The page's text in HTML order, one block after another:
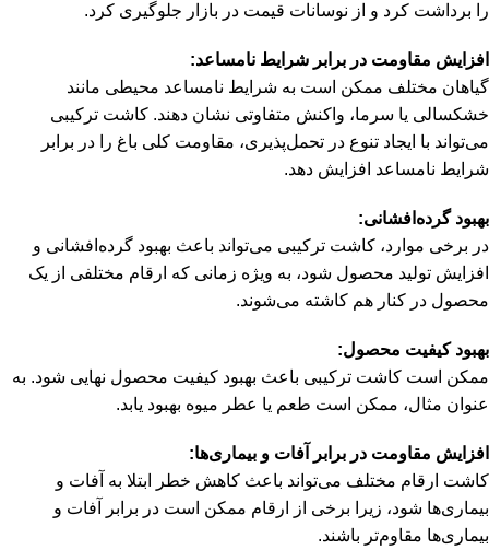
را برداشت کرد و از نوسانات قیمت در بازار جلوگیری کرد.
افزایش مقاومت در برابر شرایط نامساعد:
گیاهان مختلف ممکن است به شرایط نامساعد محیطی مانند
خشکسالی یا سرما، واکنش متفاوتی نشان دهند. کاشت ترکیبی
می‌تواند با ایجاد تنوع در تحمل‌پذیری، مقاومت کلی باغ را در برابر
شرایط نامساعد افزایش دهد.
بهبود گرده‌افشانی:
در برخی موارد، کاشت ترکیبی می‌تواند باعث بهبود گرده‌افشانی و
افزایش تولید محصول شود، به ویژه زمانی که ارقام مختلفی از یک
محصول در کنار هم کاشته می‌شوند.
بهبود کیفیت محصول:
ممکن است کاشت ترکیبی باعث بهبود کیفیت محصول نهایی شود. به
عنوان مثال، ممکن است طعم یا عطر میوه بهبود یابد.
افزایش مقاومت در برابر آفات و بیماری‌ها:
کاشت ارقام مختلف می‌تواند باعث کاهش خطر ابتلا به آفات و
بیماری‌ها شود، زیرا برخی از ارقام ممکن است در برابر آفات و
بیماری‌ها مقاوم‌تر باشند.